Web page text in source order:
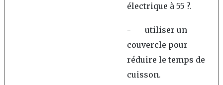
électrique à 55 ?.
- utiliser un
couvercle pour
réduire le temps de
cuisson.